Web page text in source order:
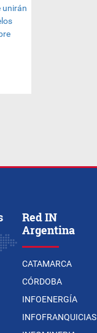
Red IN
Argentina
CATAMARCA
CÓRDOBA
INFOENERGÍA
INFOFRANQUICIAS